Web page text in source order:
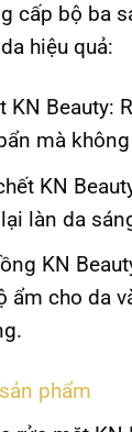
cấp bộ ba
hiệu quả:
KN Beauty:
mà
KN
làn da
KN
ẩm cho da
phẩm